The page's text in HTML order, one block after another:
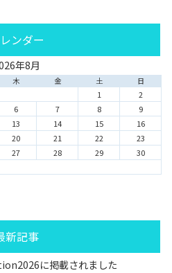
ンダー
年8月
木 金 土 日
1
2
6 7 8
9
13 14 15
16
20 21 22
23
27 28 29
30
新記事
に掲載されました